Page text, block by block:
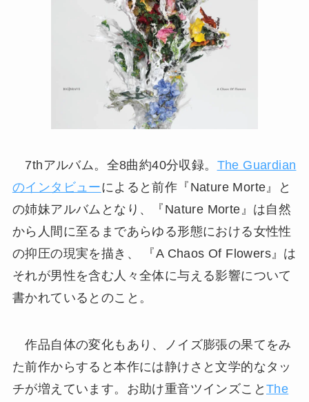
7thアルバム。全8曲約40分収録。 The Guardian
のインタビューによると前作『Nature Morte』と
の姉妹アルバムとなり、『Nature Morte』は自然
から人間に至るまであらゆる形態における女性性
の抑圧の現実を描き、 『A Chaos Of Flowers』は
それが男性を含む人々全体に与える影響について
書かれているとのこと。
作品自体の変化もあり、ノイズ膨張の果てをみ
た前作からすると本作には静けさと文学的なタッ
チが増えています。お助け重音ツインズこと The